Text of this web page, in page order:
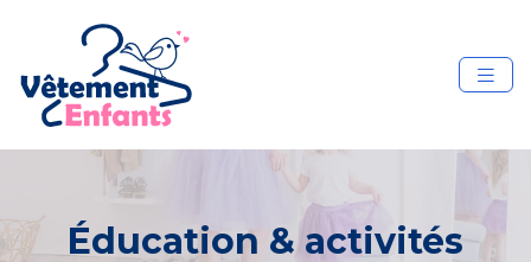
Éducation & activités